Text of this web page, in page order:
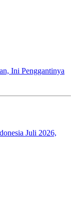
Ini Penggantinya
Juli 2026,